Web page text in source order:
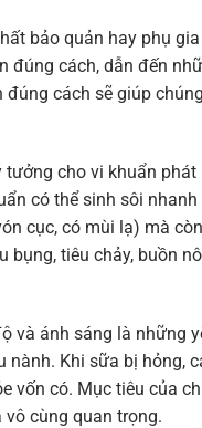
bảo quản hay phụ gia
đúng cách, dẫn đến
cách sẽ giúp
cho vi khuẩn phát
có thể sinh sôi nhanh
cục, có mùi lạ) mà còn
bụng, tiêu chảy, buồn
và ánh sáng là những
nành. Khi sữa bị hỏng,
vốn có. Mục tiêu của
cùng quan trọng.